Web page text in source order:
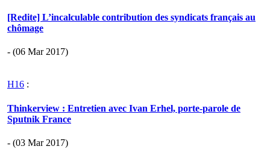
[Redite] L’incalculable contribution des syndicats français au
chômage
- (06 Mar 2017)
H16 :
Thinkerview : Entretien avec Ivan Erhel, porte-parole de
Sputnik France
- (03 Mar 2017)